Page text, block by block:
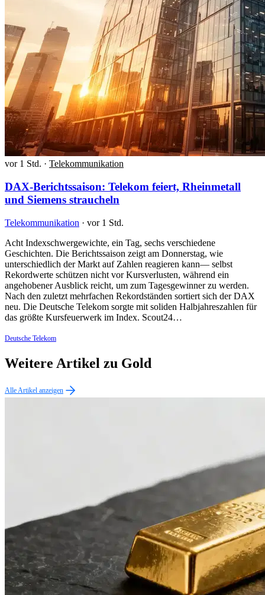
vor 1 Std. · Telekommunikation
DAX-Berichtssaison: Telekom feiert, Rheinmetall
und Siemens straucheln
Telekommunikation · vor 1 Std.
Acht Indexschwergewichte, ein Tag, sechs verschiedene
Geschichten. Die Berichtssaison zeigt am Donnerstag, wie
unterschiedlich der Markt auf Zahlen reagieren kann— selbst
Rekordwerte schützen nicht vor Kursverlusten, während ein
angehobener Ausblick reicht, um zum Tagesgewinner zu werden.
Nach den zuletzt mehrfachen Rekordständen sortiert sich der DAX
neu. Die Deutsche Telekom sorgte mit soliden Halbjahreszahlen für
das größte Kursfeuerwerk im Index. Scout24…
Deutsche Telekom
Weitere Artikel zu Gold
Alle Artikel anzeigen